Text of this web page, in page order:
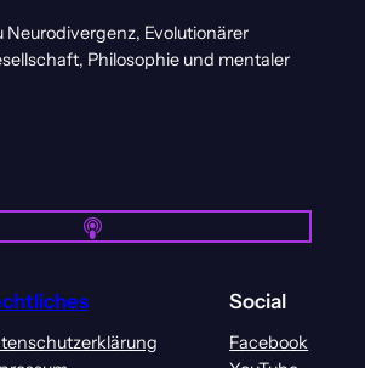
Neurodivergenz, Evolutionärer
Philosophie und mentaler
Social
Facebook